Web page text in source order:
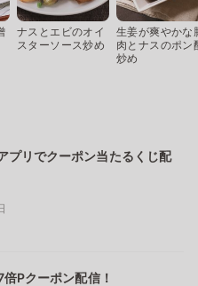
ナスとエビのオイ
スターソース炒め
生姜が爽やかな
肉とナスのポン
炒め
プリでクーポン当たるくじ配
Pクーポン配信！